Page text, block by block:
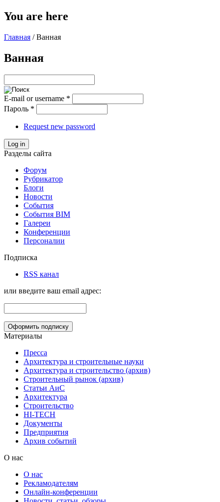
You are here
Главная / Ванная
Ванная
E-mail or username *
Пароль *
Request new password
Log in
Разделы сайта
Форум
Рубрикатор
Блоги
Новости
События
События BIM
Галереи
Конференции
Персоналии
Подписка
RSS канал
или введите ваш email адрес:
Материалы
Пресса
Архитектура и строительные науки
Архитектура и строительство (архив)
Строительный рынок (архив)
Статьи АиС
Архитектура
Строительство
HI-TECH
Документы
Предприятия
Архив событий
О нас
О нас
Рекламодателям
Онлайн-конференции